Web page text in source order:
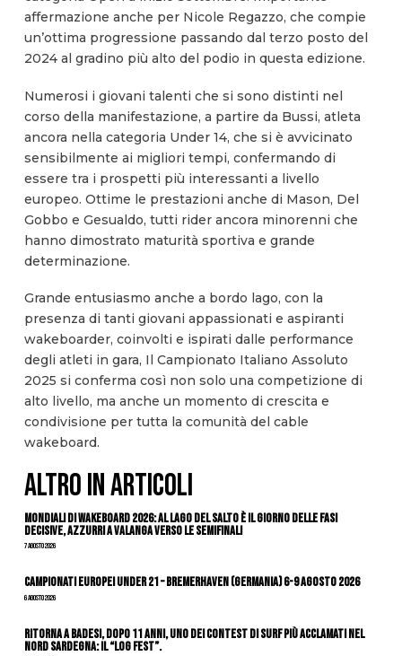
affermazione anche per Nicole Regazzo, che compie
un’ottima progressione passando dal terzo posto del
2024 al gradino più alto del podio in questa edizione.
Numerosi i giovani talenti che si sono distinti nel
corso della manifestazione, a partire da Bussi, atleta
ancora nella categoria Under 14, che si è avvicinato
sensibilmente ai migliori tempi, confermando di
essere tra i prospetti più interessanti a livello
europeo. Ottime le prestazioni anche di Mason, Del
Gobbo e Gesualdo, tutti rider ancora minorenni che
hanno dimostrato maturità sportiva e grande
determinazione.
Grande entusiasmo anche a bordo lago, con la
presenza di tanti giovani appassionati e aspiranti
wakeboarder, coinvolti e ispirati dalle performance
degli atleti in gara, Il Campionato Italiano Assoluto
2025 si conferma così non solo una competizione di
alto livello, ma anche un momento di crescita e
condivisione per tutta la comunità del cable
wakeboard.
ALTRO IN ARTICOLI
Mondiali di Wakeboard 2026: al Lago del Salto è il giorno delle fasi
decisive, azzurri a valanga verso le semifinali
7 Agosto 2026
Campionati Europei Under 21 – Bremerhaven (Germania) 6-9 agosto 2026
6 Agosto 2026
Ritorna a Badesi, dopo 11 anni, uno dei contest di surf più acclamati nel
nord Sardegna: il “Log Fest”.